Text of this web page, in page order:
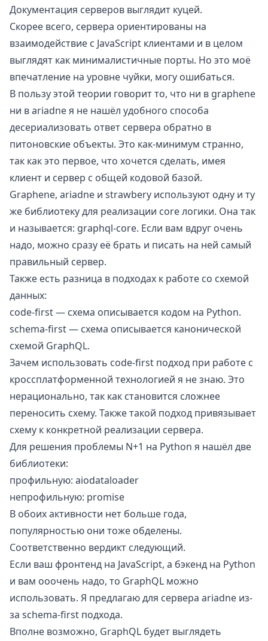
Документация серверов выглядит куцей.
Скорее всего, сервера ориентированы на
взаимодействие с JavaScript клиентами и в целом
выглядят как минималистичные порты. Но это моё
впечатление на уровне чуйки, могу ошибаться.
В пользу этой теории говорит то, что ни в graphene
ни в ariadne я не нашёл удобного способа
десериализовать ответ сервера обратно в
питоновские объекты. Это как-минимум странно,
так как это первое, что хочется сделать, имея
клиент и сервер с общей кодовой базой.
Graphene, ariadne и strawbery используют одну и ту
же библиотеку для реализации core логики. Она так
и называется: graphql-core. Если вам вдруг очень
надо, можно сразу её брать и писать на ней самый
правильный сервер.
Также есть разница в подходах к работе со схемой
данных:
code-first — схема описывается кодом на Python.
schema-first — схема описывается канонической
схемой GraphQL.
Зачем использовать code-first подход при работе с
кроссплатформенной технологией я не знаю. Это
нерационально, так как становится сложнее
переносить схему. Также такой подход привязывает
схему к конкретной реализации сервера.
Для решения проблемы N+1 на Python я нашёл две
библиотеки:
профильную: aiodataloader
непрофильную: promise
В обоих активности нет больше года,
популярностью они тоже обделены.
Соответственно вердикт следующий.
Если ваш фронтенд на JavaScript, а бэкенд на Python
и вам ооочень надо, то GraphQL можно
использовать. Я предлагаю для сервера ariadne из-
за schema-first подхода.
Вполне возможно, GraphQL будет выглядеть